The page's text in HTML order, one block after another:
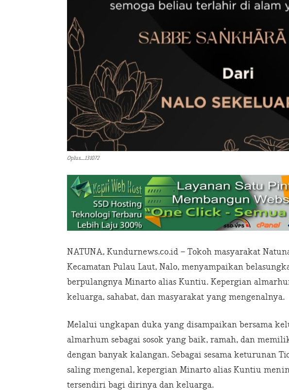
Oplus_131072
NATUNA, Kundurnews.co.id – Tokoh masyarakat
Kecamatan Pulau Laut, Nalo, menyampaikan
berpulangnya Minarto alias Kuntiu. Kepergian
keluarga, sahabat, dan masyarakat yang mengenalnya.
Melalui ungkapan duka yang disampaikan bersama
almarhum sebagai sosok yang baik, ramah, dan
dengan banyak kalangan. Sebagai sesama keturunan
saling mengenal, kepergian Minarto alias Kuntiu
tersendiri bagi dirinya dan keluarga.